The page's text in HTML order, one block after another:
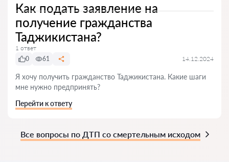
Как подать заявление на
получение гражданства
Таджикистана?
1 ответ
0
61 14.12.2024
Я хочу получить гражданство Таджикистана. Какие шаги
мне нужно предпринять?
Перейти к ответу
Все вопросы по ДТП со смертельным исходом